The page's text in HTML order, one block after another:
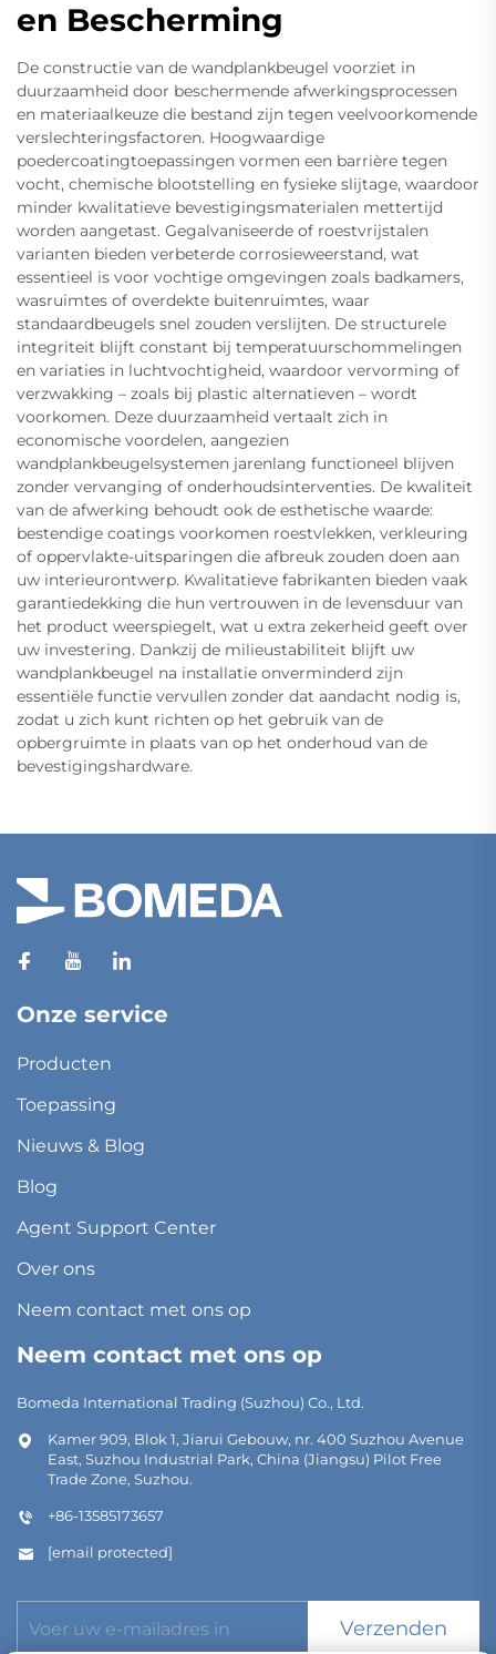
en Bescherming
De constructie van de wandplankbeugel voorziet in
duurzaamheid door beschermende afwerkingsprocessen
en materiaalkeuze die bestand zijn tegen veelvoorkomende
verslechteringsfactoren. Hoogwaardige
poedercoatingtoepassingen vormen een barrière tegen
vocht, chemische blootstelling en fysieke slijtage, waardoor
minder kwalitatieve bevestigingsmaterialen mettertijd
worden aangetast. Gegalvaniseerde of roestvrijstalen
varianten bieden verbeterde corrosieweerstand, wat
essentieel is voor vochtige omgevingen zoals badkamers,
wasruimtes of overdekte buitenruimtes, waar
standaardbeugels snel zouden verslijten. De structurele
integriteit blijft constant bij temperatuurschommelingen
en variaties in luchtvochtigheid, waardoor vervorming of
verzwakking – zoals bij plastic alternatieven – wordt
voorkomen. Deze duurzaamheid vertaalt zich in
economische voordelen, aangezien
wandplankbeugelsystemen jarenlang functioneel blijven
zonder vervanging of onderhoudsinterventies. De kwaliteit
van de afwerking behoudt ook de esthetische waarde:
bestendige coatings voorkomen roestvlekken, verkleuring
of oppervlakte-uitsparingen die afbreuk zouden doen aan
uw interieurontwerp. Kwalitatieve fabrikanten bieden vaak
garantiedekking die hun vertrouwen in de levensduur van
het product weerspiegelt, wat u extra zekerheid geeft over
uw investering. Dankzij de milieustabiliteit blijft uw
wandplankbeugel na installatie onverminderd zijn
essentiële functie vervullen zonder dat aandacht nodig is,
zodat u zich kunt richten op het gebruik van de
opbergruimte in plaats van op het onderhoud van de
bevestigingshardware.
Onze service
Producten
Toepassing
Nieuws & Blog
Blog
Agent Support Center
Over ons
Neem contact met ons op
Neem contact met ons op
Bomeda International Trading (Suzhou) Co., Ltd.
Kamer 909, Blok 1, Jiarui Gebouw, nr. 400 Suzhou Avenue
East, Suzhou Industrial Park, China (Jiangsu) Pilot Free
Trade Zone, Suzhou.
+86-13585173657
[email protected]
Verzenden